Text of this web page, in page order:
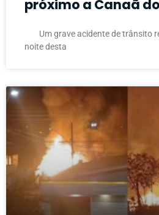
próximo a Canaã
Um grave acidente de trânsito
noite desta